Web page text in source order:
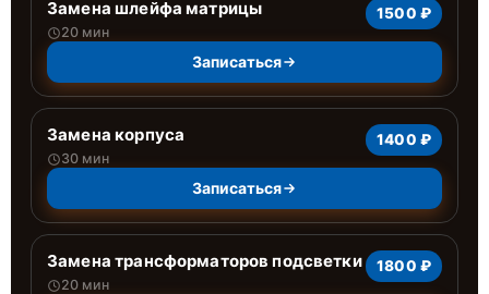
Замена шлейфа матрицы
20 мин
1500 ₽
Записаться
Замена корпуса
30 мин
1400 ₽
Записаться
Замена трансформаторов подсветки
20 мин
1800 ₽